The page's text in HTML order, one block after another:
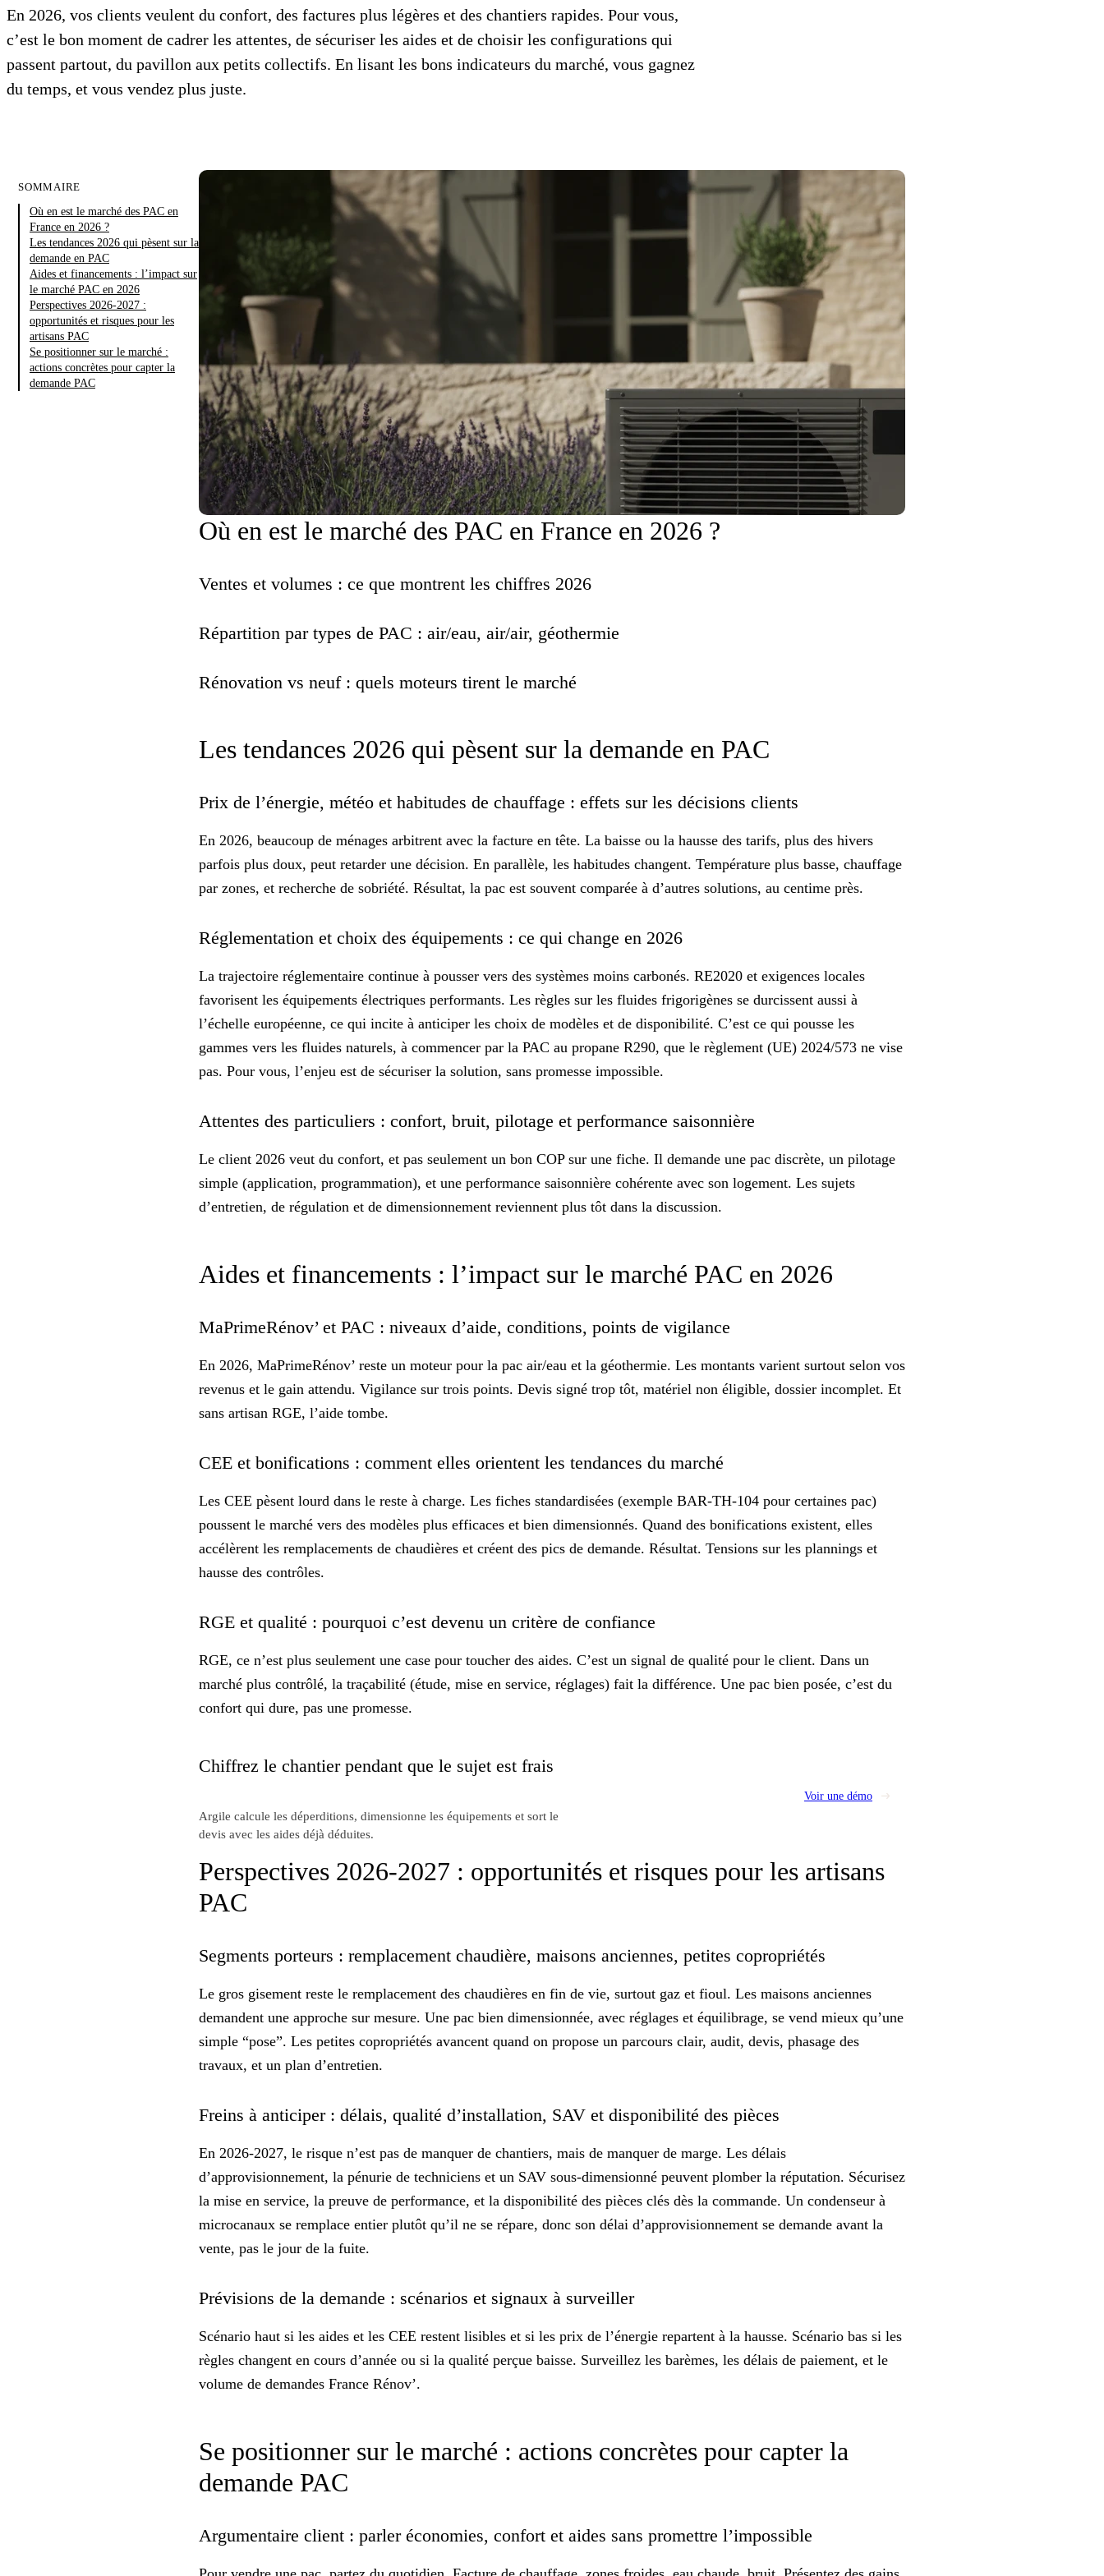
En 2026, vos clients veulent du confort, des factures plus légères et des chantiers rapides. Pour vous,
c’est le bon moment de cadrer les attentes, de sécuriser les aides et de choisir les configurations qui
passent partout, du pavillon aux petits collectifs. En lisant les bons indicateurs du marché, vous gagnez
du temps, et vous vendez plus juste.
SOMMAIRE
Où en est le marché des PAC en
France en 2026 ?
Les tendances 2026 qui pèsent sur la
demande en PAC
Aides et financements : l’impact sur
le marché PAC en 2026
Perspectives 2026-2027 :
opportunités et risques pour les
artisans PAC
Se positionner sur le marché :
actions concrètes pour capter la
demande PAC
Où en est le marché des PAC en France en 2026 ?
Ventes et volumes : ce que montrent les chiffres 2026
Répartition par types de PAC : air/eau, air/air, géothermie
Rénovation vs neuf : quels moteurs tirent le marché
Les tendances 2026 qui pèsent sur la demande en PAC
Prix de l’énergie, météo et habitudes de chauffage : effets sur les décisions clients
En 2026, beaucoup de ménages arbitrent avec la facture en tête. La baisse ou la hausse des tarifs, plus des hivers
parfois plus doux, peut retarder une décision. En parallèle, les habitudes changent. Température plus basse, chauffage
par zones, et recherche de sobriété. Résultat, la pac est souvent comparée à d’autres solutions, au centime près.
Réglementation et choix des équipements : ce qui change en 2026
La trajectoire réglementaire continue à pousser vers des systèmes moins carbonés. RE2020 et exigences locales
favorisent les équipements électriques performants. Les règles sur les fluides frigorigènes se durcissent aussi à
l’échelle européenne, ce qui incite à anticiper les choix de modèles et de disponibilité. C’est ce qui pousse les
gammes vers les fluides naturels, à commencer par la PAC au propane R290, que le règlement (UE) 2024/573 ne vise
pas. Pour vous, l’enjeu est de sécuriser la solution, sans promesse impossible.
Attentes des particuliers : confort, bruit, pilotage et performance saisonnière
Le client 2026 veut du confort, et pas seulement un bon COP sur une fiche. Il demande une pac discrète, un pilotage
simple (application, programmation), et une performance saisonnière cohérente avec son logement. Les sujets
d’entretien, de régulation et de dimensionnement reviennent plus tôt dans la discussion.
Aides et financements : l’impact sur le marché PAC en 2026
MaPrimeRénov’ et PAC : niveaux d’aide, conditions, points de vigilance
En 2026, MaPrimeRénov’ reste un moteur pour la pac air/eau et la géothermie. Les montants varient surtout selon vos
revenus et le gain attendu. Vigilance sur trois points. Devis signé trop tôt, matériel non éligible, dossier incomplet. Et
sans artisan RGE, l’aide tombe.
CEE et bonifications : comment elles orientent les tendances du marché
Les CEE pèsent lourd dans le reste à charge. Les fiches standardisées (exemple BAR-TH-104 pour certaines pac)
poussent le marché vers des modèles plus efficaces et bien dimensionnés. Quand des bonifications existent, elles
accélèrent les remplacements de chaudières et créent des pics de demande. Résultat. Tensions sur les plannings et
hausse des contrôles.
RGE et qualité : pourquoi c’est devenu un critère de confiance
RGE, ce n’est plus seulement une case pour toucher des aides. C’est un signal de qualité pour le client. Dans un
marché plus contrôlé, la traçabilité (étude, mise en service, réglages) fait la différence. Une pac bien posée, c’est du
confort qui dure, pas une promesse.
Chiffrez le chantier pendant que le sujet est frais
Argile calcule les déperditions, dimensionne les équipements et sort le
devis avec les aides déjà déduites.
Voir une démo
Perspectives 2026-2027 : opportunités et risques pour les artisans
PAC
Segments porteurs : remplacement chaudière, maisons anciennes, petites copropriétés
Le gros gisement reste le remplacement des chaudières en fin de vie, surtout gaz et fioul. Les maisons anciennes
demandent une approche sur mesure. Une pac bien dimensionnée, avec réglages et équilibrage, se vend mieux qu’une
simple “pose”. Les petites copropriétés avancent quand on propose un parcours clair, audit, devis, phasage des
travaux, et un plan d’entretien.
Freins à anticiper : délais, qualité d’installation, SAV et disponibilité des pièces
En 2026-2027, le risque n’est pas de manquer de chantiers, mais de manquer de marge. Les délais
d’approvisionnement, la pénurie de techniciens et un SAV sous-dimensionné peuvent plomber la réputation. Sécurisez
la mise en service, la preuve de performance, et la disponibilité des pièces clés dès la commande. Un condenseur à
microcanaux se remplace entier plutôt qu’il ne se répare, donc son délai d’approvisionnement se demande avant la
vente, pas le jour de la fuite.
Prévisions de la demande : scénarios et signaux à surveiller
Scénario haut si les aides et les CEE restent lisibles et si les prix de l’énergie repartent à la hausse. Scénario bas si les
règles changent en cours d’année ou si la qualité perçue baisse. Surveillez les barèmes, les délais de paiement, et le
volume de demandes France Rénov’.
Se positionner sur le marché : actions concrètes pour capter la
demande PAC
Argumentaire client : parler économies, confort et aides sans promettre l’impossible